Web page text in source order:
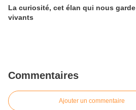
La curiosité, cet élan qui nous garde
vivants
Commentaires
Ajouter un commentaire